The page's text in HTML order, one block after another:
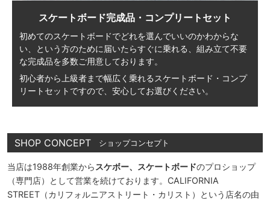
スケートボード完成品・コンプリートセット
初めてのスケートボードでどれを選んでいいのかわからな
い、
という方のために届いたらすぐに乗れる、 組み立て不要
な完成品を多数ご用意しております。
初心者から上級者まで幅広く乗れる スケートボード・コンプ
リートセットですので、 安心してお選びください。
SHOP CONCEPT ショップコンセプト
当店は1988年創業から スケボー、スケートボードのプロショップ
（専門店）として営業を続けております。CALIFORNIA
STREET（カリフォルニアストリート・カリスト）という店名の由